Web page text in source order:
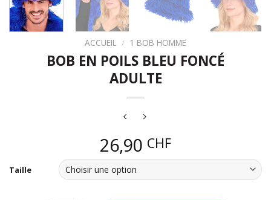
ACCUEIL / 1 BOB HOMME
BOB EN POILS BLEU FONCÉ
ADULTE
26,90 CHF
Taille